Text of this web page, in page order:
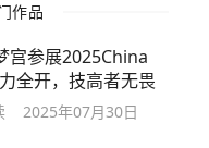
作品
宫参展2025China
全开，技高者无畏
2025年07月30日